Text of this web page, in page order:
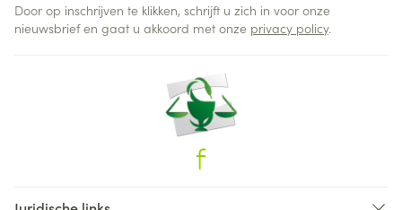
Door op inschrijven te klikken, schrijft u zich in voor onze
nieuwsbrief en gaat u akkoord met onze privacy policy.